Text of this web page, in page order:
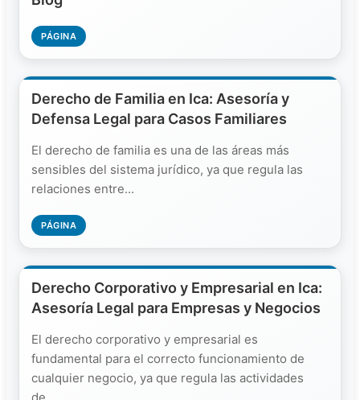
PÁGINA
Derecho de Familia en Ica: Asesoría y
Defensa Legal para Casos Familiares
El derecho de familia es una de las áreas más
sensibles del sistema jurídico, ya que regula las
relaciones entre...
PÁGINA
Derecho Corporativo y Empresarial en Ica:
Asesoría Legal para Empresas y Negocios
El derecho corporativo y empresarial es
fundamental para el correcto funcionamiento de
cualquier negocio, ya que regula las actividades